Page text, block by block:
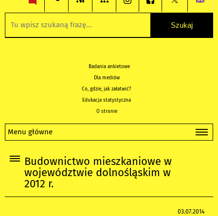
Badania ankietowe
Dla mediów
Co, gdzie, jak załatwić?
Edukacja statystyczna
O stronie
Menu główne
Budownictwo mieszkaniowe w
województwie dolnośląskim w
2012 r.
03.07.2014